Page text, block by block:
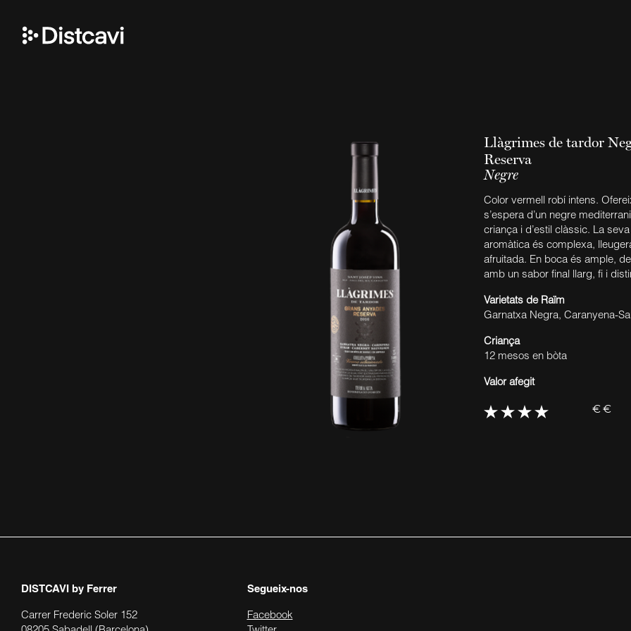
Llàgrimes de tardor
Reserva
Negre
Color vermell robí intens.
s’espera d’un negre
criança i d’estil clàssic. La
aromàtica és complexa,
afruitada. En boca és ample,
amb un sabor final llarg, fi i
Varietats de Raïm
Garnatxa Negra, Caranyena-
Criança
12 mesos en bòta
Valor afegit
€€
DISTCAVI by Ferrer
Carrer Frederic Soler 152
Segueix-nos
Facebook